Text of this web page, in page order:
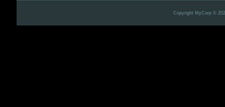
Copyright MyCorp ©